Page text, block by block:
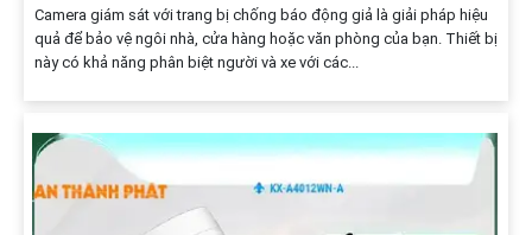
Camera giám sát với trang bị chống báo động giả là giải pháp hiệu
quả để bảo vệ ngôi nhà, cửa hàng hoặc văn phòng của bạn. Thiết bị
này có khả năng phân biệt người và xe với các...